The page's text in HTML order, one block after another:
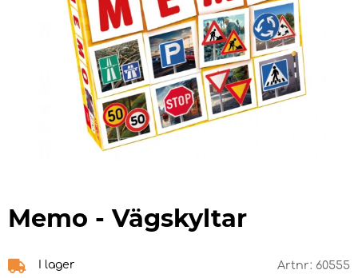
Memo - Vägskyltar
I lager Artnr: 60555